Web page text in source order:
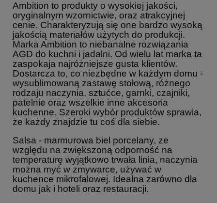
Ambition to produkty o wysokiej jakości,
oryginalnym wzornictwie, oraz atrakcyjnej
cenie. Charakteryzują się one bardzo wysoką
jakością materiałów użytych do produkcji.
Marka Ambition to niebanalne rozwiązania
AGD do kuchni i jadalni. Od wielu lat marka ta
zaspokaja najróżniejsze gusta klientów.
Dostarcza to, co niezbędne w każdym domu -
wysublimowaną zastawę stołową, różnego
rodzaju naczynia, sztućce, garnki, czajniki,
patelnie oraz wszelkie inne akcesoria
kuchenne. Szeroki wybór produktów sprawia,
że każdy znajdzie tu coś dla siebie.
Salsa - marmurowa biel porcelany, ze
względu na zwiększoną odporność na
temperaturę wyjątkowo trwała linia, naczynia
można myć w zmywarce, używać w
kuchence mikrofalowej. Idealna zarówno dla
domu jak i hoteli oraz restauracji.